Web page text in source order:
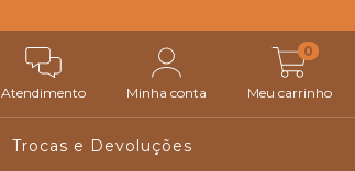
Atendimento Minha conta Meu carrinho
0
Trocas e Devoluções